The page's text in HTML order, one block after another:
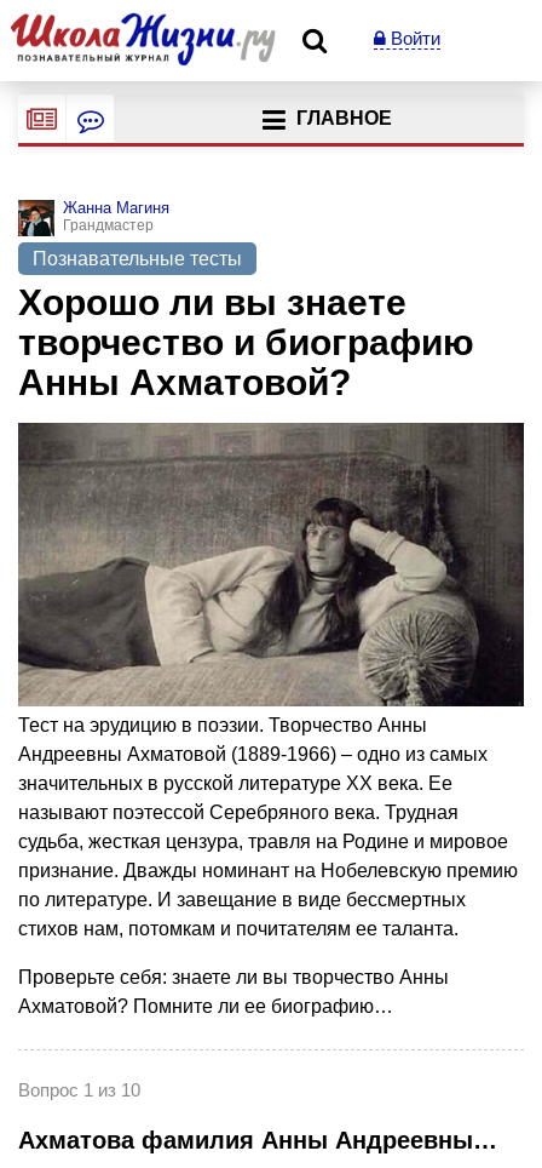
Войти
ГЛАВНОЕ
Жанна Магиня
Грандмастер
Познавательные тесты
Хорошо ли вы знаете
творчество и биографию
Анны Ахматовой?
Тест на эрудицию в поэзии. Творчество Анны
Андреевны Ахматовой (1889-1966) – одно из самых
значительных в русской литературе ХХ века. Ее
называют поэтессой Серебряного века. Трудная
судьба, жесткая цензура, травля на Родине и мировое
признание. Дважды номинант на Нобелевскую премию
по литературе. И завещание в виде бессмертных
стихов нам, потомкам и почитателям ее таланта.
Проверьте себя: знаете ли вы творчество Анны
Ахматовой? Помните ли ее биографию…
Вопрос 1 из 10
Ахматова фамилия Анны Андреевны…